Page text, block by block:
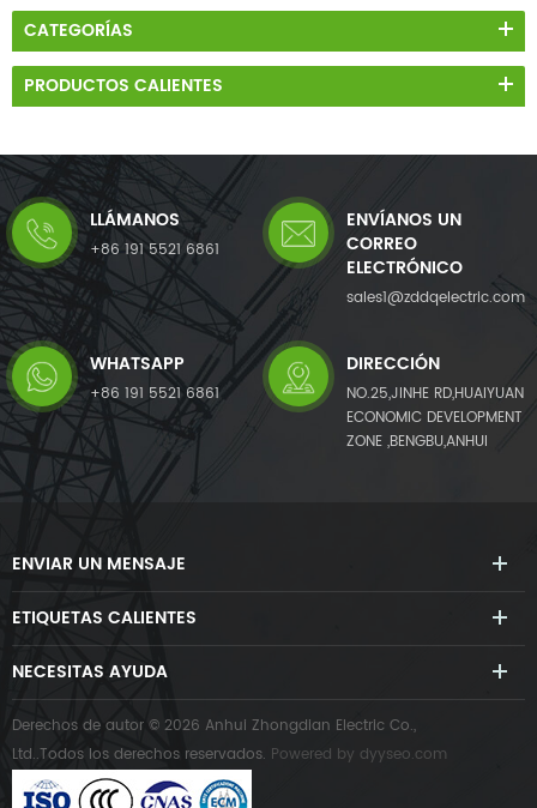
CATEGORÍAS
PRODUCTOS CALIENTES
LLÁMANOS
+86 191 5521 6861
ENVÍANOS UN
CORREO
ELECTRÓNICO
sales1@zddqelectric.com
WHATSAPP
+86 191 5521 6861
DIRECCIÓN
NO.25,JINHE RD,HUAIYUAN
ECONOMIC DEVELOPMENT
ZONE ,BENGBU,ANHUI
ENVIAR UN MENSAJE
ETIQUETAS CALIENTES
NECESITAS AYUDA
Derechos de autor © 2026 Anhui Zhongdian Electric Co.,
Ltd..Todos los derechos reservados. Powered by dyyseo.com